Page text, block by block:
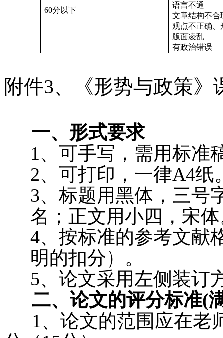
60分以下
语言不通
文章结构不合
观点不正确、
版面凌乱
有政治错误
附件3、《形势与政策》
一、形式要求
1、可手写，需用标准
2、可打印，一律A4纸
3、标题用黑体，三号
名；正文用小四，宋
4、按标准的参考文献
明的扣分）。
5、论文采用左侧装订
二、论文的评分标准(
1、 论文的范围应在老